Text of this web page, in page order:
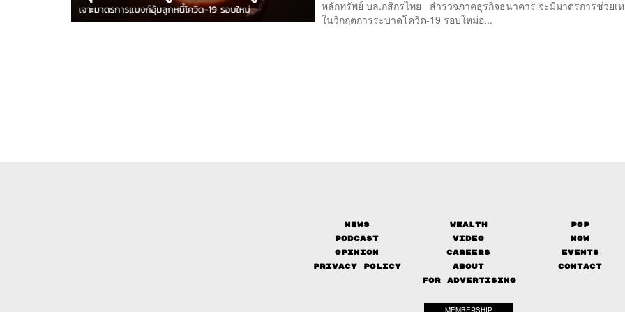
หลักทรัพย์ บล.กสิกรไทย สำรวจภาคธุรกิจธนาคาร จะมีมาตรการช่วยเ
ในวิกฤตการระบาดโควิด-19 รอบใหม่อ...
News Wealth
Pop
Podcast
Video
Now
Opinion
Careers
Events
Privacy Policy
About
Contact
FOR ADVERTISING
MEMBERSHIP